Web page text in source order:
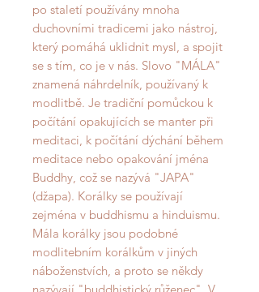
po staletí používány mnoha
duchovními tradicemi jako nástroj,
který pomáhá uklidnit mysl, a spojit
se s tím, co je v nás. Slovo "MÁLA"
znamená náhrdelník, používaný k
modlitbě. Je tradiční pomůckou k
počítání opakujících se manter při
meditaci, k počítání dýchání během
meditace nebo opakování jména
Buddhy, což se nazývá "JAPA"
(džapa). Korálky se používají
zejména v buddhismu a hinduismu.
Mála korálky jsou podobné
modlitebním korálkům v jiných
náboženstvích, a proto se někdy